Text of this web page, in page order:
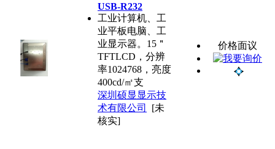
USB-R232
工业计算机、工
业平板电脑、工
业显示器。15＂
TFTLCD，分辨
率1024768，亮度
400cd/㎡支
深圳硕显显示技
术有限公司
[未
核实]
价格面议